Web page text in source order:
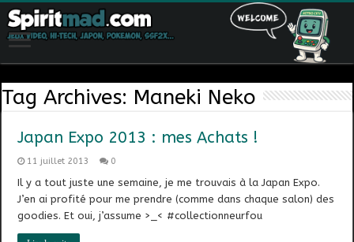
Tag Archives: Maneki Neko
Japan Expo 2013 : mes Achats !
11 juillet 2013 0
Il y a tout juste une semaine, je me trouvais à la Japan Expo.
J’en ai profité pour me prendre (comme dans chaque salon) des
goodies. Et oui, j’assume >_< #collectionneurfou